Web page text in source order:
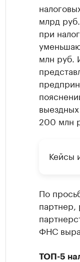
млрд
при
млн руб.
200 млн
Кейсы
По
партнер,
ФНС
ТОП-5